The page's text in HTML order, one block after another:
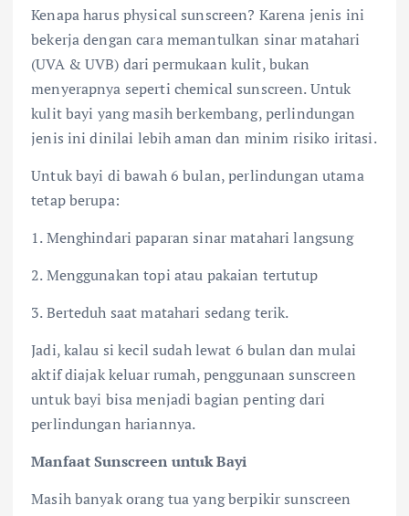
Kenapa harus physical sunscreen? Karena jenis ini
bekerja dengan cara memantulkan sinar matahari
(UVA & UVB) dari permukaan kulit, bukan
menyerapnya seperti chemical sunscreen. Untuk
kulit bayi yang masih berkembang, perlindungan
jenis ini dinilai lebih aman dan minim risiko iritasi.
Untuk bayi di bawah 6 bulan, perlindungan utama
tetap berupa:
1. Menghindari paparan sinar matahari langsung
2. Menggunakan topi atau pakaian tertutup
3. Berteduh saat matahari sedang terik.
Jadi, kalau si kecil sudah lewat 6 bulan dan mulai
aktif diajak keluar rumah, penggunaan sunscreen
untuk bayi bisa menjadi bagian penting dari
perlindungan hariannya.
Manfaat Sunscreen untuk Bayi
Masih banyak orang tua yang berpikir sunscreen